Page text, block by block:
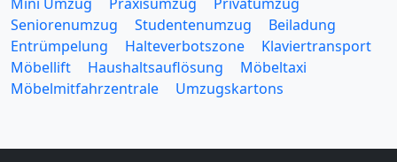
Seniorenumzug
Studentenumzug
Beiladung
Entrümpelung
Halteverbotszone
Klaviertransport
Möbellift
Haushaltsauflösung
Möbeltaxi
Möbelmitfahrzentrale
Umzugskartons